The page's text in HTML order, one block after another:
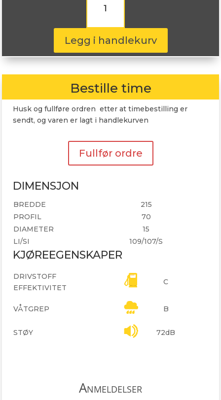
ContiVanContact
215/70R15
109S
antall
Legg i handlekurv
Bestille time
Husk og fullføre ordren etter at timebestilling er
sendt, og varen er lagt i handlekurven
Fullfør ordre
DIMENSJON
BREDDE
215
PROFIL
70
DIAMETER
15
LI/SI
109/107/S
KJØREEGENSKAPER
DRIVSTOFF
EFFEKTIVITET
C
VÅTGREP B
STØY 72dB
Anmeldelser